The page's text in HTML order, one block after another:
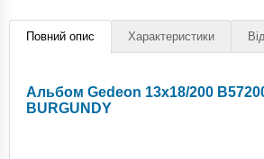
Повний опис Характеристики
Альбом Gedeon 13х18/200
BURGUNDY